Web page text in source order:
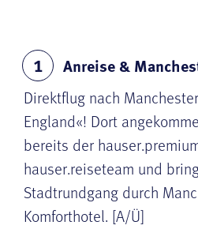
1
Anreise &
Direktflug nach
England«! Dort
bereits der
hauser.reiseteam und
Stadtrundgang durch
Komforthotel. [A/Ü]